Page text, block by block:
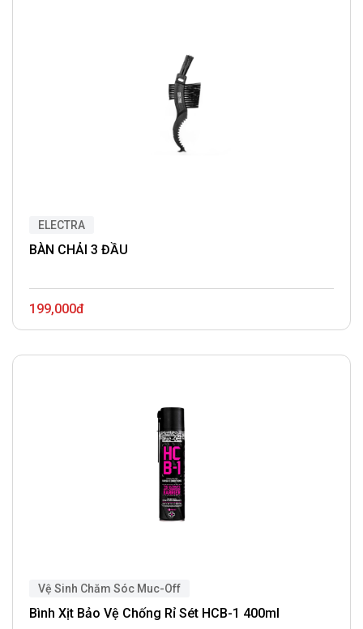
ELECTRA
BÀN CHẢI 3 ĐẦU
199,000đ
Vệ Sinh Chăm Sóc Muc-Off
Bình Xịt Bảo Vệ Chống Rỉ Sét HCB-1 400ml